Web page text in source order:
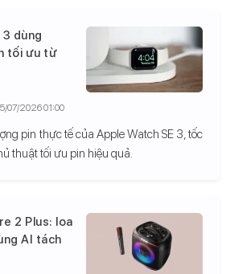
3 dùng
tối ưu từ
pin thực tế của Apple Watch SE 3, tốc
thuật tối ưu pin hiệu quả.
07/2026 01:00
2 Plus: loa
AI tách